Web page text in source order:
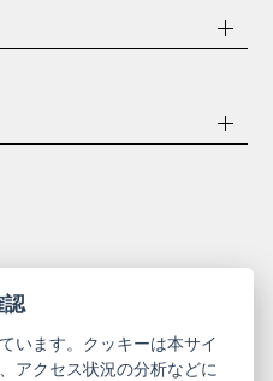
認
います。クッキーは本サイ
アクセス状況の分析などに